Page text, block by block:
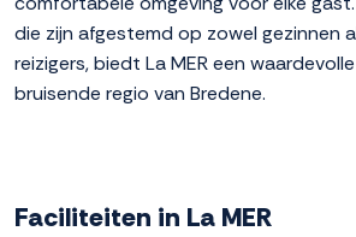
die zijn afgestemd op zowel gezinnen
reizigers, biedt La MER een
bruisende regio van Bredene.
Faciliteiten in La MER